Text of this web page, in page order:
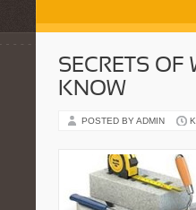
SECRETS OF
KNOW
POSTED BY ADMIN